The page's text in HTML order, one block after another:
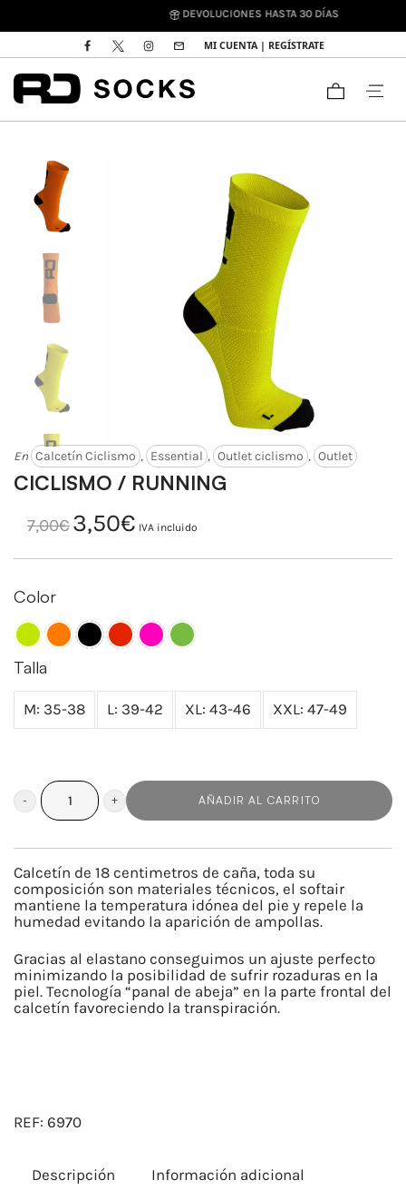
DEVOLUCIONES HASTA 30 DÍAS
MI CUENTA | REGÍSTRATE
En Calcetín Ciclismo , Essential , Outlet ciclismo , Outlet
CICLISMO / RUNNING
7,00€ El
precio
7,00€.
3,50€ precio
3,50€.
IVA incluido
Color
Talla
M: 35-38 L: 39-42 XL: 43-46 XXL: 47-49
CICLISMO
RUNNING
cantidad
AÑADIR AL CARRITO
Calcetín de 18 centimetros de caña, toda su
composición son materiales técnicos, el softair
mantiene la temperatura idónea del pie y repele la
humedad evitando la aparición de ampollas.
Gracias al elastano conseguimos un ajuste perfecto
minimizando la posibilidad de sufrir rozaduras en la
piel. Tecnología “panal de abeja” en la parte frontal del
calcetín favoreciendo la transpiración.
REF: 6970
Descripción Información adicional